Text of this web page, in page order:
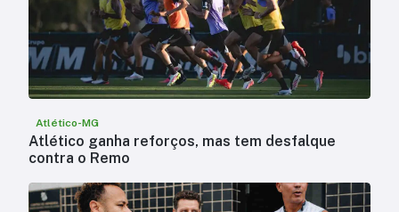
Atlético-MG
Atlético ganha reforços, mas tem desfalque
contra o Remo